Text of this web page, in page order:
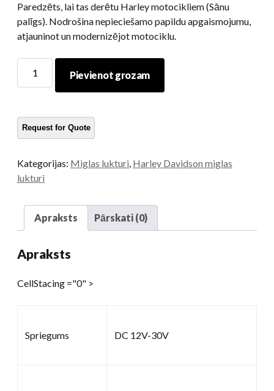
Paredzēts, lai tas derētu Harley motocikliem (Sānu
palīgs). Nodrošina nepieciešamo papildu apgaismojumu,
atjauninot un modernizējot motociklu.
garāmbraucošām
daudzums
Pievienot grozam
Kategorijas: Miglas lukturi Harley Davidson miglas
lukturi
Apraksts Pārskati (0)
Apraksts
CellStacing ="0" >
Spriegums DC 12V-30V